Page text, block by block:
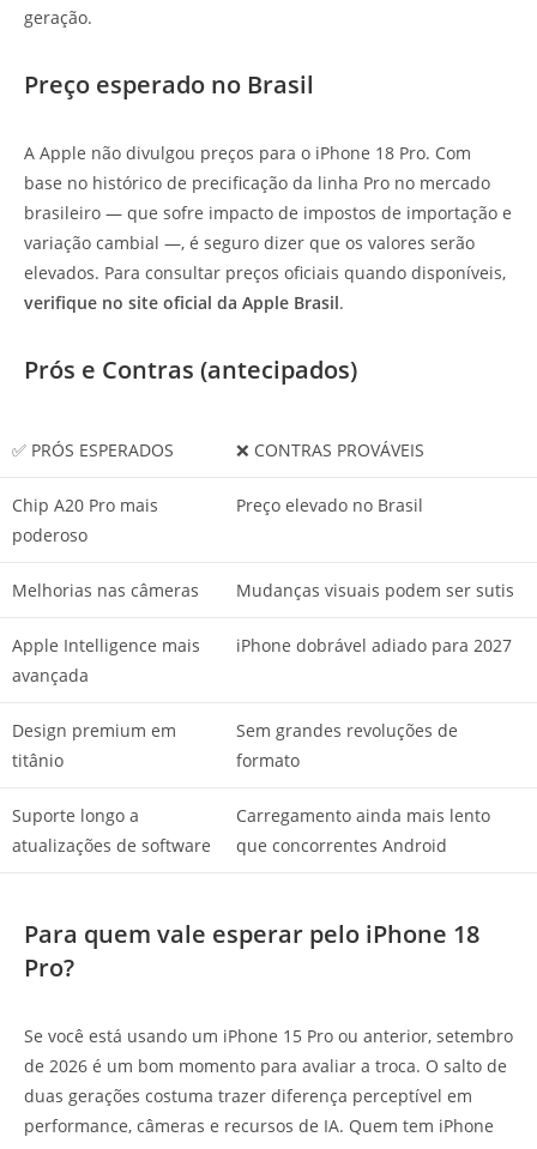
geração.
Preço esperado no Brasil
A Apple não divulgou preços para o iPhone 18 Pro. Com
base no histórico de precificação da linha Pro no mercado
brasileiro — que sofre impacto de impostos de importação e
variação cambial —, é seguro dizer que os valores serão
elevados. Para consultar preços oficiais quando disponíveis,
verifique no site oficial da Apple Brasil.
Prós e Contras (antecipados)
✅ PRÓS ESPERADOS ❌ CONTRAS PROVÁVEIS
Chip A20 Pro mais
poderoso
Preço elevado no Brasil
Melhorias nas câmeras Mudanças visuais podem ser sutis
Apple Intelligence mais
avançada
iPhone dobrável adiado para 2027
Design premium em
titânio
Sem grandes revoluções de
formato
Suporte longo a
atualizações de software
Carregamento ainda mais lento
que concorrentes Android
Para quem vale esperar pelo iPhone 18
Pro?
Se você está usando um iPhone 15 Pro ou anterior, setembro
de 2026 é um bom momento para avaliar a troca. O salto de
duas gerações costuma trazer diferença perceptível em
performance, câmeras e recursos de IA. Quem tem iPhone